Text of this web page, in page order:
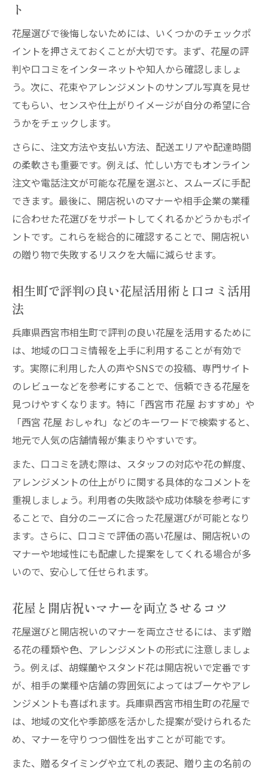
開店祝いに適した花屋の注文時マナー解説
花屋選びで重視すべきマナーとその理由
花屋での依頼時に注意したいメッセージの
書き方
花屋で叶える高品質な開店祝い
花屋が提案する高品質な開店祝い選びの基
準
花屋で選ぶ上質なアレンジメントの見極め
方
花屋利用で実感する品質重視の開店祝い体
験
花屋がこだわる新鮮な花材と彩りのポイン
花屋で差がつく高品質ギフトの選び方
ト
花屋選びで後悔しないためには、いくつかのチェックポ
イントを押さえておくことが大切です。まず、花屋の評
判や口コミをインターネットや知人から確認しましょ
う。次に、花束やアレンジメントのサンプル写真を見せ
てもらい、センスや仕上がりイメージが自分の希望に合
うかをチェックします。
さらに、注文方法や支払い方法、配送エリアや配達時間
の柔軟さも重要です。例えば、忙しい方でもオンライン
注文や電話注文が可能な花屋を選ぶと、スムーズに手配
できます。最後に、開店祝いのマナーや相手企業の業種
に合わせた花選びをサポートしてくれるかどうかもポイ
ントです。これらを総合的に確認することで、開店祝い
の贈り物で失敗するリスクを大幅に減らせます。
相生町で評判の良い花屋活用術と口コミ活用
法
兵庫県西宮市相生町で評判の良い花屋を活用するために
は、地域の口コミ情報を上手に利用することが有効で
す。実際に利用した人の声やSNSでの投稿、専門サイト
のレビューなどを参考にすることで、信頼できる花屋を
見つけやすくなります。特に「西宮市 花屋 おすすめ」や
「西宮 花屋 おしゃれ」などのキーワードで検索すると、
地元で人気の店舗情報が集まりやすいです。
また、口コミを読む際は、スタッフの対応や花の鮮度、
アレンジメントの仕上がりに関する具体的なコメントを
重視しましょう。利用者の失敗談や成功体験を参考にす
ることで、自分のニーズに合った花屋選びが可能となり
ます。さらに、口コミで評価の高い花屋は、開店祝いの
マナーや地域性にも配慮した提案をしてくれる場合が多
いので、安心して任せられます。
花屋と開店祝いマナーを両立させるコツ
花屋選びと開店祝いのマナーを両立させるには、まず贈
る花の種類や色、アレンジメントの形式に注意しましょ
う。例えば、胡蝶蘭やスタンド花は開店祝いで定番です
が、相手の業種や店舗の雰囲気によってはブーケやアレ
ンジメントも喜ばれます。兵庫県西宮市相生町の花屋で
は、地域の文化や季節感を活かした提案が受けられるた
め、マナーを守りつつ個性を出すことが可能です。
また、贈るタイミングや立て札の表記、贈り主の名前の